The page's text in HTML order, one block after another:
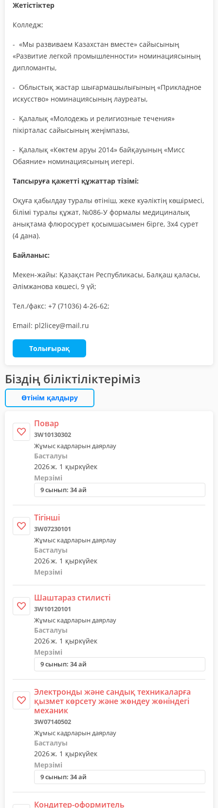
Жетістіктер
Колледж:
- «Мы развиваем Казахстан вместе» сайысының
«Развитие легкой промышленности» номинациясының
дипломанты,
- Облыстық жастар шығармашылығының «Прикладное
искусство» номинациясының лауреаты,
- Қалалық «Молодежь и религиозные течения»
пікірталас сайысының жеңімпазы,
- Қалалық «Көктем аруы 2014» байқауының «Мисс
Обаяние» номинациясының иегері.
Тапсыруға қажетті құжаттар тізімі:
Оқуға қабылдау туралы өтініш, жеке куәліктің көшірмесі,
білімі туралы құжат, №086-У формалы медициналық
анықтама флюросурет қосымшасымен бірге, 3х4 сурет
(4 дана).
Байланыс:
Мекен-жайы: Қазақстан Республикасы, Балқаш қаласы,
Әлімжанова көшесі, 9 үй;
Тел./факс: +7 (71036) 4-26-62;
Email: pl2licey@mail.ru
Толығырақ
Біздің біліктіліктеріміз
Өтінім қалдыру
Повар
3W10130302
Жұмыс кадрларын даярлау
Басталуы
2026 ж. 1 қыркүйек
Мерзімі
9 сынып: 34 ай
Тігінші
3W07230101
Жұмыс кадрларын даярлау
Басталуы
2026 ж. 1 қыркүйек
Мерзімі
Шаштараз стилисті
3W10120101
Жұмыс кадрларын даярлау
Басталуы
2026 ж. 1 қыркүйек
Мерзімі
9 сынып: 34 ай
Электронды және сандық техникаларға
қызмет көрсету және жөндеу жөніндегі
механик
3W07140502
Жұмыс кадрларын даярлау
Басталуы
2026 ж. 1 қыркүйек
Мерзімі
9 сынып: 34 ай
Кондитер-оформитель